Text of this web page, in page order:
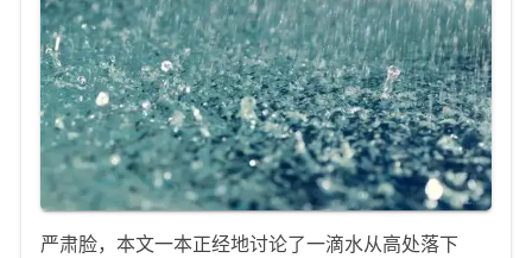
精华荟萃
福利共享
其他页面
关于
只言片语
文章归档
严肃脸，本文一本正经地讨论了一滴水从高处落下